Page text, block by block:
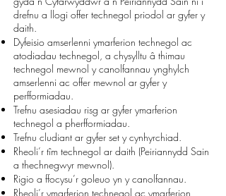
drefnu a llogi offer technegol priodol ar gyfer y
daith.
Dyfeisio amserlenni ymarferion technegol ac
atodiadau technegol, a chysylltu â thimau
technegol mewnol y canolfannau ynghylch
amserlenni ac offer mewnol ar gyfer y
perfformiadau.
Trefnu asesiadau risg ar gyfer ymarferion
technegol a pherfformiadau.
Trefnu cludiant ar gyfer set y cynhyrchiad.
Rheoli’r tîm technegol ar daith (Peiriannydd Sain
a thechnegwyr mewnol).
Rigio a ffocysu’r goleuo yn y canolfannau.
Rheoli’r ymarferion technegol ac ymarferion